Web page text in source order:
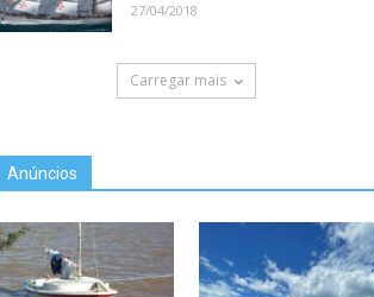
27/04/2018
Carregar mais
Anúncios